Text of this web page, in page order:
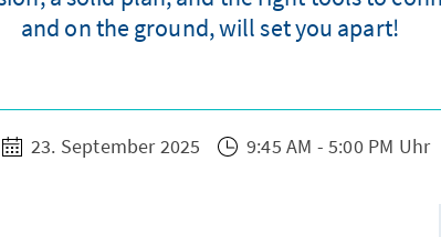
and on the ground, will set you apart!
23. September 2025 9:45 AM - 5:00 PM Uhr